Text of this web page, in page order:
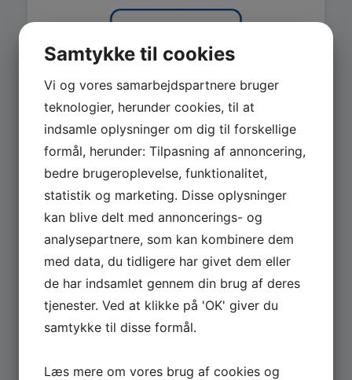
MASKINER
Se hele udvalget af Güde og Rotwerk maskiner
til professionelt brug.
GÅ TIL MASKINER ›
Samtykke til cookies
Vi og vores samarbejdspartnere bruger
teknologier, herunder cookies, til at
indsamle oplysninger om dig til forskellige
formål, herunder: Tilpasning af annoncering,
bedre brugeroplevelse, funktionalitet,
statistik og marketing. Disse oplysninger
kan blive delt med annoncerings- og
analysepartnere, som kan kombinere dem
med data, du tidligere har givet dem eller
de har indsamlet gennem din brug af deres
tjenester. Ved at klikke på 'OK' giver du
samtykke til disse formål.
Læs mere om vores brug af cookies og